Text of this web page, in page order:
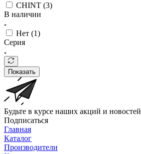
CHINT (3)
В наличии
Нет (1)
Серия
Показать
Будьте в курсе наших акций и новостей
Подписаться
Главная
Каталог
Производители